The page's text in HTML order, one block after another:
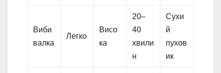
Виби
валка
Легко
Висо
ка
20–
40
хвили
н
Сухи
й
пухов
ик